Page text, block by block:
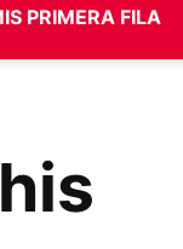
PRIMERA FILA